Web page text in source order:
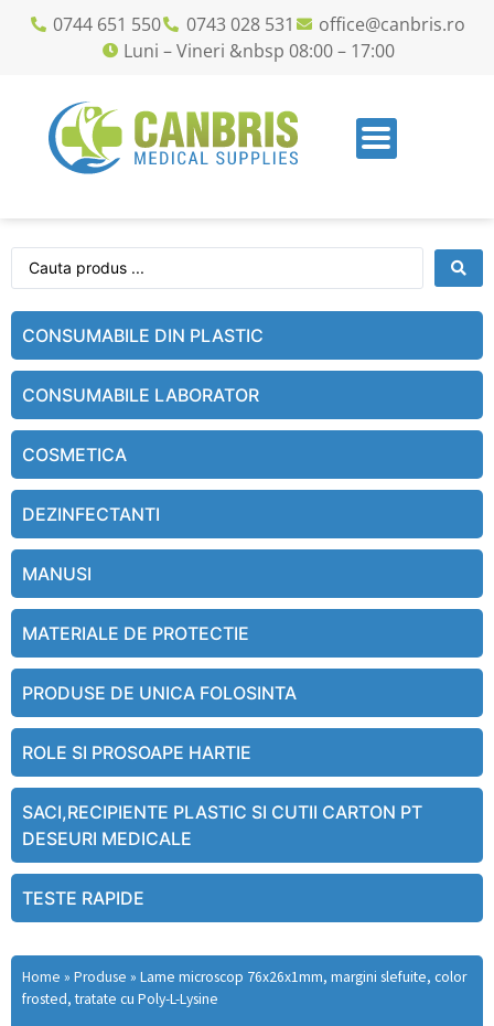
0744 651 550 0743 028 531
office@canbris.ro
Luni – Vineri &nbsp 08:00 – 17:00
CONSUMABILE DIN PLASTIC
CONSUMABILE LABORATOR
COSMETICA
DEZINFECTANTI
MANUSI
MATERIALE DE PROTECTIE
PRODUSE DE UNICA FOLOSINTA
ROLE SI PROSOAPE HARTIE
SACI,RECIPIENTE PLASTIC SI CUTII CARTON PT
DESEURI MEDICALE
TESTE RAPIDE
Home » Produse » Lame microscop 76x26x1mm, margini slefuite, color
frosted, tratate cu Poly-L-Lysine